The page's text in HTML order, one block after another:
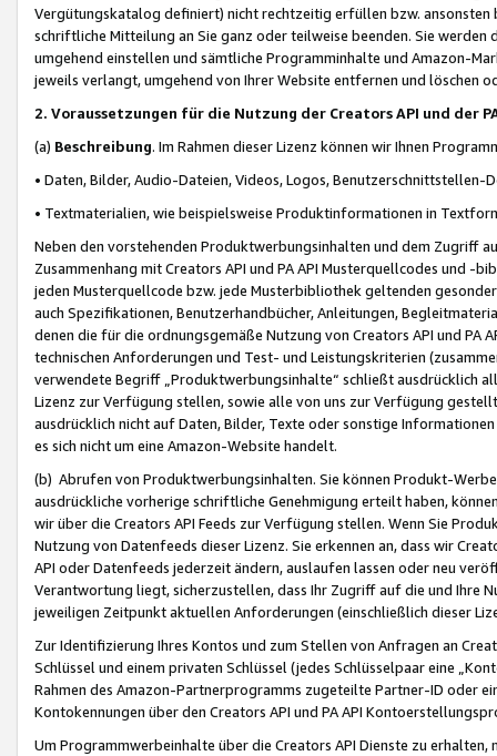
Vergütungskatalog definiert) nicht rechtzeitig erfüllen bzw. ansonsten
schriftliche Mitteilung an Sie ganz oder teilweise beenden. Sie werden
umgehend einstellen und sämtliche Programminhalte und Amazon-
jeweils verlangt, umgehend von Ihrer Website entfernen und löschen
2. Voraussetzungen für die Nutzung der Creators API und der
(a) Beschreibung. Im Rahmen dieser Lizenz können wir Ihnen
• Daten, Bilder, Audio-Dateien, Videos, Logos, Benutzerschnittstellen-
• Textmaterialien, wie beispielsweise Produktinformationen in
Neben den vorstehenden Produktwerbungsinhalten und dem Zugriff
Zusammenhang mit Creators API und PA API Musterquellcodes und
jeden Musterquellcode bzw. jede Musterbibliothek geltenden
auch Spezifikationen, Benutzerhandbücher, Anleitungen,
denen die für die ordnungsgemäße Nutzung von Creators API und PA
technischen Anforderungen und Test- und Leistungskriterien
verwendete Begriff „Produktwerbungsinhalte“ schließt ausdrücklich
Lizenz zur Verfügung stellen, sowie alle von uns zur Verfügung
ausdrücklich nicht auf Daten, Bilder, Texte oder sonstige
es sich nicht um eine Amazon-Website handelt.
(b) Abrufen von Produktwerbungsinhalten. Sie können Produkt-
ausdrückliche vorherige schriftliche Genehmigung erteilt haben,
wir über die Creators API Feeds zur Verfügung stellen. Wenn Sie
Nutzung von Datenfeeds dieser Lizenz. Sie erkennen an, dass wir
API oder Datenfeeds jederzeit ändern, auslaufen lassen oder neu
Verantwortung liegt, sicherzustellen, dass Ihr Zugriff auf die und Ihre
jeweiligen Zeitpunkt aktuellen Anforderungen (einschließlich dieser
Zur Identifizierung Ihres Kontos und zum Stellen von Anfragen an
Schlüssel und einem privaten Schlüssel (jedes Schlüsselpaar eine
Rahmen des Amazon-Partnerprogramms zugeteilte Partner-ID oder
Kontokennungen über den Creators API und PA API
Um Programmwerbeinhalte über die Creators API Dienste zu